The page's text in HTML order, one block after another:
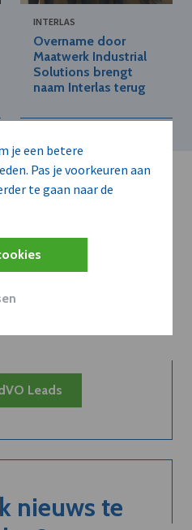
je een betere
Pas je voorkeuren aan
te gaan naar de
INTERLAS
Overname door
Maatwerk Industrial
Solutions brengt
naam Interlas terug
Leads
nieuws te